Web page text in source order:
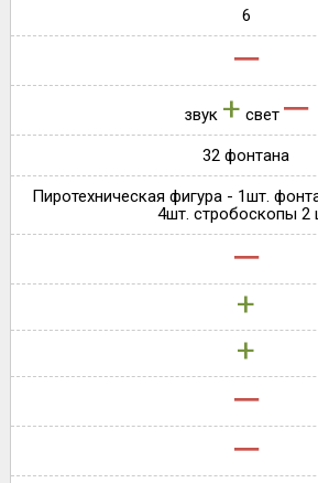
6
‒
звук + свет ‒
32 фонтана
Пиротехническая фигура - 1шт.
4шт. стробоскопы 2
‒
+
+
‒
‒